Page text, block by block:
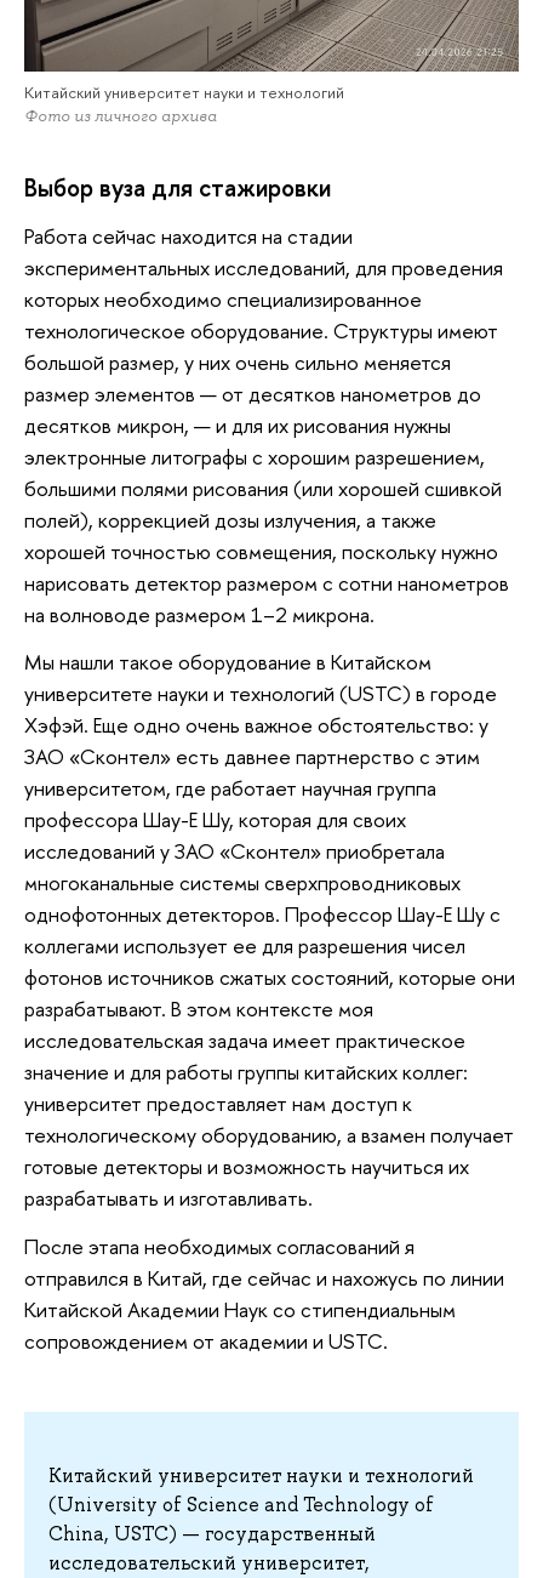
Китайский университет науки и технологий
Фото из личного архива
Выбор вуза для стажировки
Работа сейчас находится на стадии
экспериментальных исследований, для проведения
которых необходимо специализированное
технологическое оборудование. Структуры имеют
большой размер, у них очень сильно меняется
размер элементов — от десятков нанометров до
десятков микрон, — и для их рисования нужны
электронные литографы с хорошим разрешением,
большими полями рисования (или хорошей сшивкой
полей), коррекцией дозы излучения, а также
хорошей точностью совмещения, поскольку нужно
нарисовать детектор размером с сотни нанометров
на волноводе размером 1–2 микрона.
Мы нашли такое оборудование в Китайском
университете науки и технологий (USTC) в городе
Хэфэй. Еще одно очень важное обстоятельство: у
ЗАО «Сконтел» есть давнее партнерство с этим
университетом, где работает научная группа
профессора Шау-Е Шу, которая для своих
исследований у ЗАО «Сконтел» приобретала
многоканальные системы сверхпроводниковых
однофотонных детекторов. Профессор Шау-Е Шу с
коллегами использует ее для разрешения чисел
фотонов источников сжатых состояний, которые они
разрабатывают. В этом контексте моя
исследовательская задача имеет практическое
значение и для работы группы китайских коллег:
университет предоставляет нам доступ к
технологическому оборудованию, а взамен получает
готовые детекторы и возможность научиться их
разрабатывать и изготавливать.
После этапа необходимых согласований я
отправился в Китай, где сейчас и нахожусь по линии
Китайской Академии Наук со стипендиальным
сопровождением от академии и USTC.
Китайский университет науки и технологий
(University of Science and Technology of
China, USTC) — государственный
исследовательский университет,